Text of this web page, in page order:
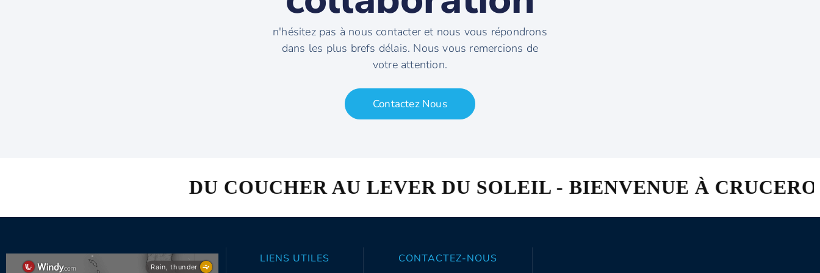
n'hésitez pas à nous contacter et nous vous répondrons
dans les plus brefs délais. Nous vous remercions de
votre attention.
Contactez Nous
DU COUCHER AU LEVER DU SOLEIL - BIENVENUE À CRUCERO AL
LIENS UTILES CONTACTEZ-NOUS